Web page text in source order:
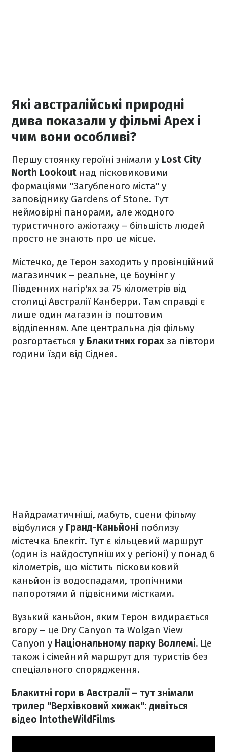
Які австралійські природні
дива показали у фільмі Apex і
чим вони особливі?
Першу стоянку героїні знімали у Lost City
North Lookout над пісковиковими
формаціями "Загубленого міста" у
заповіднику Gardens of Stone. Тут
неймовірні панорами, але жодного
туристичного ажіотажу – більшість людей
просто не знають про це місце.
Містечко, де Терон заходить у провінційний
магазинчик – реальне, це Боунінг у
Південних нагір'ях за 75 кілометрів від
столиці Австралії Канберри. Там справді є
лише один магазин із поштовим
відділенням. Але центральна дія фільму
розгортається у Блакитних горах за півтори
години їзди від Сіднея.
Найдраматичніші, мабуть, сцени фільму
відбулися у Гранд-Каньйоні поблизу
містечка Блекгіт. Тут є кільцевий маршрут
(один із найдоступніших у регіоні) у понад 6
кілометрів, що містить пісковиковий
каньйон із водоспадами, тропічними
папоротями й підвісними містками.
Вузький каньйон, яким Терон видирається
вгору – це Dry Canyon та Wolgan View
Canyon у Національному парку Воллемі. Це
також і сімейний маршрут для туристів без
спеціального спорядження.
Блакитні гори в Австралії – тут знімали
трилер "Верхівковий хижак": дивіться
відео IntotheWildFilms